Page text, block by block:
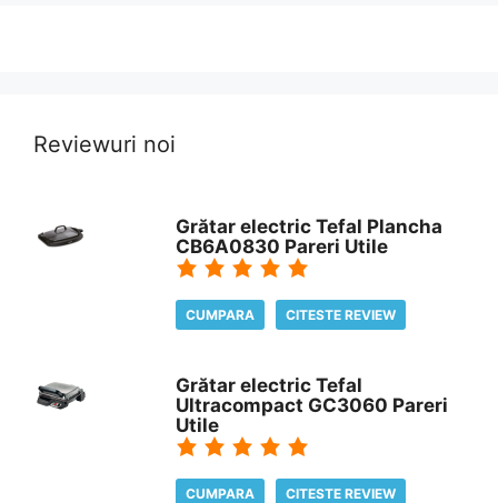
Reviewuri noi
Grătar electric Tefal Plancha
CB6A0830 Pareri Utile
CUMPARA CITESTE REVIEW
Grătar electric Tefal
Ultracompact GC3060 Pareri
Utile
CUMPARA CITESTE REVIEW